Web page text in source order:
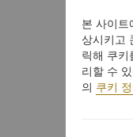
본 사이트
상시키고
릭해 쿠키
리할 수
의 쿠키